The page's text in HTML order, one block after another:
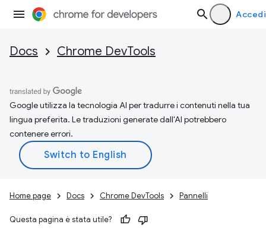
Accedi
Docs Chrome DevTools
Google utilizza la tecnologia AI per tradurre i contenuti nella tua
lingua preferita. Le traduzioni generate dall'AI potrebbero
contenere errori.
Home page Docs Chrome DevTools Pannelli
Questa pagina è stata utile?